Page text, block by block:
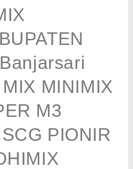
MINIMIX
M3
PIONIR